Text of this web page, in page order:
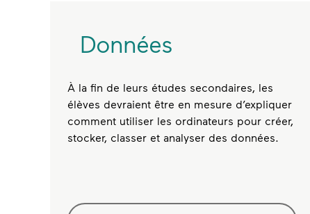
Données
À la fin de leurs études secondaires, les
élèves devraient être en mesure d’expliquer
comment utiliser les ordinateurs pour créer,
stocker, classer et analyser des données.